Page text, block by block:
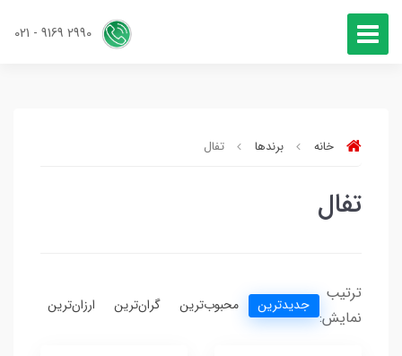
خانه برندها تفال
تفال
ترتیب
نمایش:
جدیدترین محبوب‌ترین گران‌ترین ارزان‌ترین